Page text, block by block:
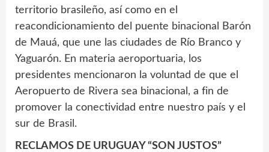
territorio brasileño, así como en el
reacondicionamiento del puente binacional Barón
de Mauá, que une las ciudades de Río Branco y
Yaguarón. En materia aeroportuaria, los
presidentes mencionaron la voluntad de que el
Aeropuerto de Rivera sea binacional, a fin de
promover la conectividad entre nuestro país y el
sur de Brasil.
RECLAMOS DE URUGUAY “SON JUSTOS”